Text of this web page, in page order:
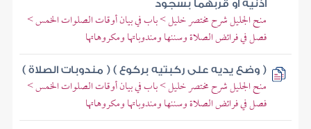
أذنيه أو قربهما بسجود
منح الجليل شرح مختصر خليل > باب في بيان أوقات الصلوات الخمس >
فصل في فرائض الصلاة وسننها ومندوباتها ومكروهاتها
( وضع يديه على ركبتيه بركوع ) ( مندوبات الصلاة )
منح الجليل شرح مختصر خليل > باب في بيان أوقات الصلوات الخمس >
فصل في فرائض الصلاة وسننها ومندوباتها ومكروهاتها